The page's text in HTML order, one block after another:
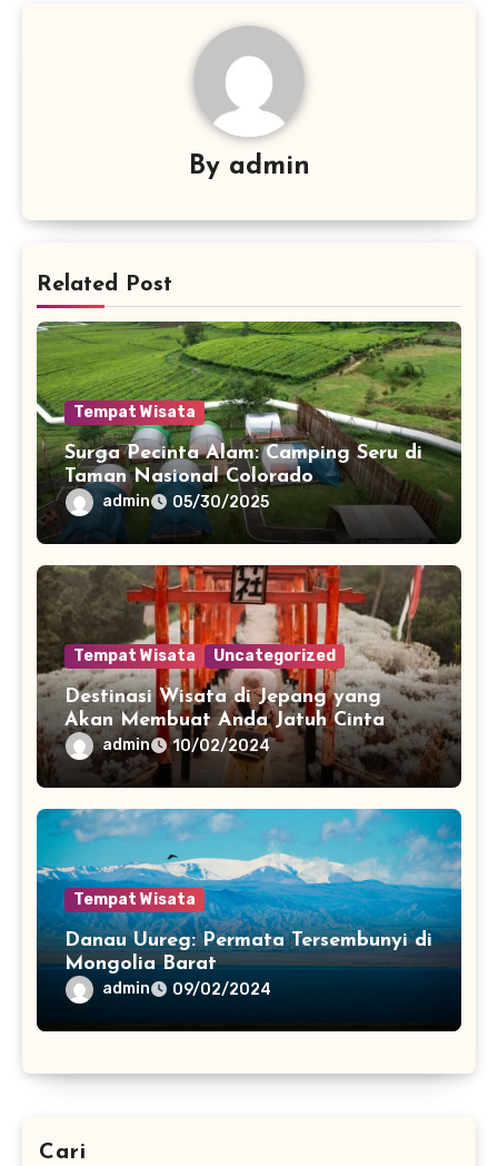
By admin
Related Post
Tempat Wisata
Surga Pecinta Alam: Camping Seru di
Taman Nasional Colorado
admin 05/30/2025
Tempat Wisata Uncategorized
Destinasi Wisata di Jepang yang
Akan Membuat Anda Jatuh Cinta
admin 10/02/2024
Tempat Wisata
Danau Uureg: Permata Tersembunyi di
Mongolia Barat
admin 09/02/2024
Cari